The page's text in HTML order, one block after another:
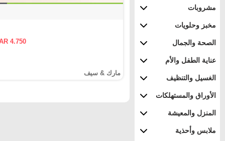
مشروبات
مخبز وحلويات
الصحة والجمال
عناية الطفل والأم
الغسيل والتنظيف
الأوراق والمستهلكات
المنزل والمعيشة
ملابس وأحذية
4.750
مارك & سيف